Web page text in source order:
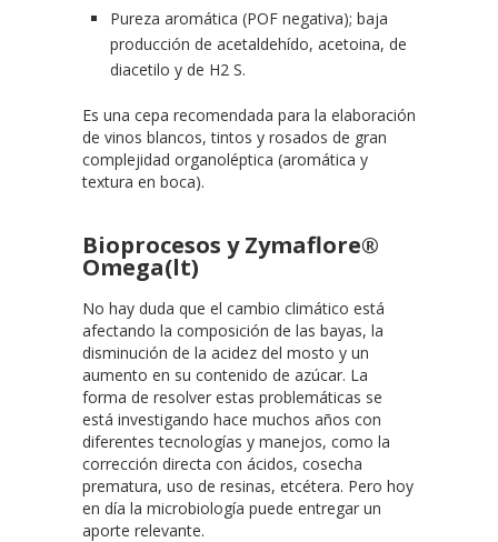
Pureza aromática (POF negativa); baja
producción de acetaldehído, acetoina, de
diacetilo y de H2 S.
Es una cepa recomendada para la elaboración
de vinos blancos, tintos y rosados de gran
complejidad organoléptica (aromática y
textura en boca).
Bioprocesos y Zymaflore®
Omega(lt)
No hay duda que el cambio climático está
afectando la composición de las bayas, la
disminución de la acidez del mosto y un
aumento en su contenido de azúcar. La
forma de resolver estas problemáticas se
está investigando hace muchos años con
diferentes tecnologías y manejos, como la
corrección directa con ácidos, cosecha
prematura, uso de resinas, etcétera. Pero hoy
en día la microbiología puede entregar un
aporte relevante.